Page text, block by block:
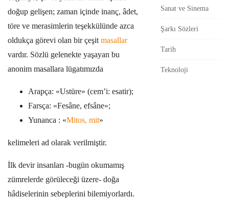
doğup gelişen; zaman içinde inanç, âdet,
töre ve merasimlerin teşekkülünde azca
oldukça görevi olan bir çeşitmasallar
vardır. Sözlü gelenekte yaşayan bu
anonim masallara lügatımızda
Arapça: «Ustüre» (cem’i: esatir);
Farsça: «Fesâne, efsâne»;
Yunanca : «Mitos, mit»
kelimeleri ad olarak verilmiştir.
İlk devir insanları -bugün okumamış
zümrelerde görüleceği üzere- doğa
hâdiselerinin sebeplerini bilemiyorlardı.
Sanat ve Sinema
Şarkı Sözleri
Tarih
Teknoloji